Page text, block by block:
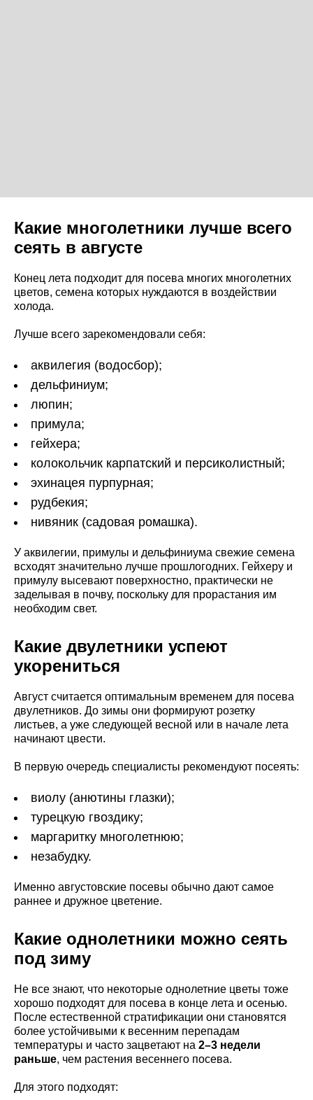
Какие многолетники лучше всего
сеять в августе
Конец лета подходит для посева многих многолетних
цветов, семена которых нуждаются в воздействии
холода.
Лучше всего зарекомендовали себя:
аквилегия (водосбор);
дельфиниум;
люпин;
примула;
гейхера;
колокольчик карпатский и персиколистный;
эхинацея пурпурная;
рудбекия;
нивяник (садовая ромашка).
У аквилегии, примулы и дельфиниума свежие семена
всходят значительно лучше прошлогодних. Гейхеру и
примулу высевают поверхностно, практически не
заделывая в почву, поскольку для прорастания им
необходим свет.
Какие двулетники успеют
укорениться
Август считается оптимальным временем для посева
двулетников. До зимы они формируют розетку
листьев, а уже следующей весной или в начале лета
начинают цвести.
В первую очередь специалисты рекомендуют посеять:
виолу (анютины глазки);
турецкую гвоздику;
маргаритку многолетнюю;
незабудку.
Именно августовские посевы обычно дают самое
раннее и дружное цветение.
Какие однолетники можно сеять
под зиму
Не все знают, что некоторые однолетние цветы тоже
хорошо подходят для посева в конце лета и осенью.
После естественной стратификации они становятся
более устойчивыми к весенним перепадам
температуры и часто зацветают на 2–3 недели
раньше, чем растения весеннего посева.
Для этого подходят: